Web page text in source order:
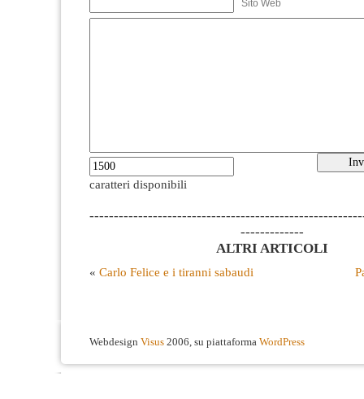
Sito Web
caratteri disponibili
-------------
ALTRI ARTICOLI
« Carlo Felice e i tiranni sabaudi
Webdesign Visus 2006, su piattaforma WordPress